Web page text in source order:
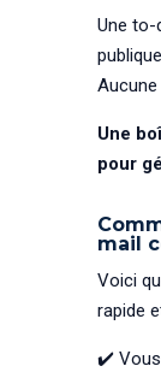
Une to-
Aucune
Une
pour
mail
Voici
rapide
✔️ Vous